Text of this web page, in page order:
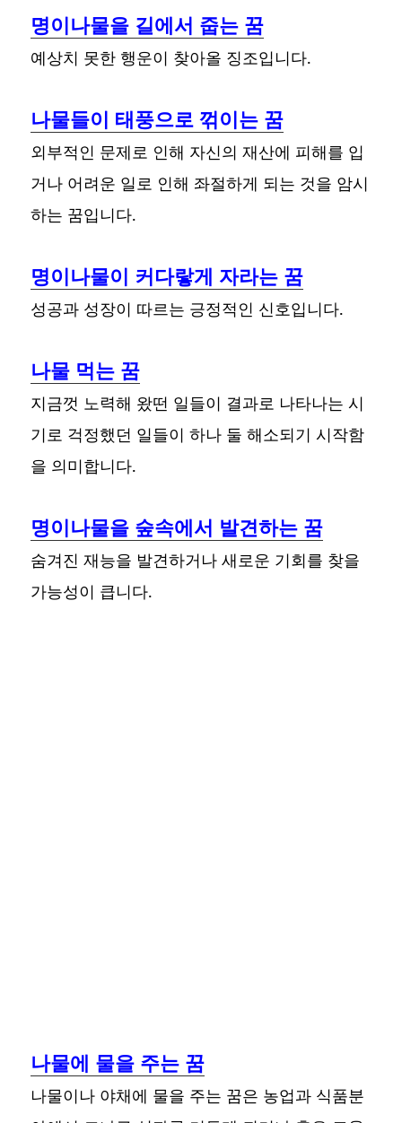
명이나물을 길에서 줍는 꿈
예상치 못한 행운이 찾아올 징조입니다.
나물들이 태풍으로 꺾이는 꿈
외부적인 문제로 인해 자신의 재산에 피해를 입
거나 어려운 일로 인해 좌절하게 되는 것을 암시
하는 꿈입니다.
명이나물이 커다랗게 자라는 꿈
성공과 성장이 따르는 긍정적인 신호입니다.
나물 먹는 꿈
지금껏 노력해 왔떤 일들이 결과로 나타나는 시
기로 걱정했던 일들이 하나 둘 해소되기 시작함
을 의미합니다.
명이나물을 숲속에서 발견하는 꿈
숨겨진 재능을 발견하거나 새로운 기회를 찾을
가능성이 큽니다.
나물에 물을 주는 꿈
나물이나 야채에 물을 주는 꿈은 농업과 식품분